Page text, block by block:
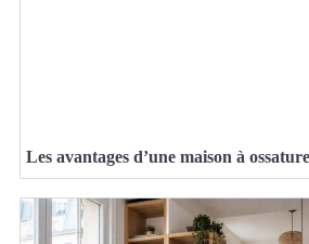
Les avantages d’une maison à